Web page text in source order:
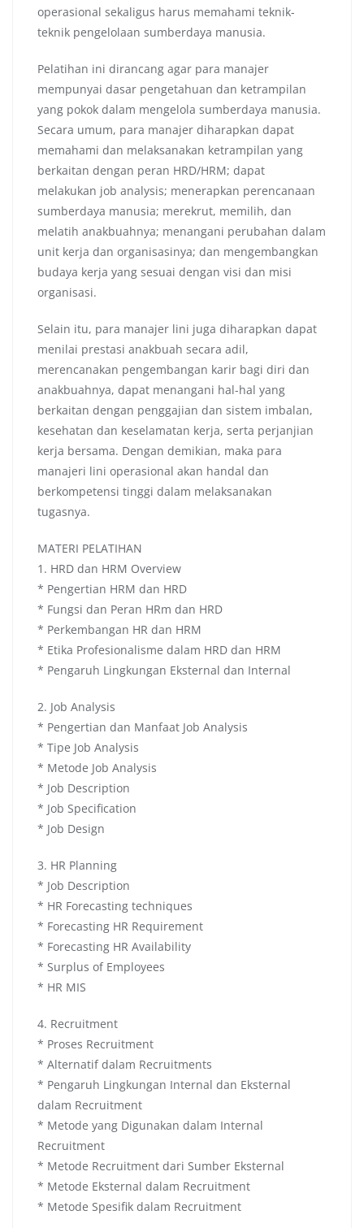
operasional sekaligus harus memahami teknik-
teknik pengelolaan sumberdaya manusia.
Pelatihan ini dirancang agar para manajer
mempunyai dasar pengetahuan dan ketrampilan
yang pokok dalam mengelola sumberdaya manusia.
Secara umum, para manajer diharapkan dapat
memahami dan melaksanakan ketrampilan yang
berkaitan dengan peran HRD/HRM; dapat
melakukan job analysis; menerapkan perencanaan
sumberdaya manusia; merekrut, memilih, dan
melatih anakbuahnya; menangani perubahan dalam
unit kerja dan organisasinya; dan mengembangkan
budaya kerja yang sesuai dengan visi dan misi
organisasi.
Selain itu, para manajer lini juga diharapkan dapat
menilai prestasi anakbuah secara adil,
merencanakan pengembangan karir bagi diri dan
anakbuahnya, dapat menangani hal-hal yang
berkaitan dengan penggajian dan sistem imbalan,
kesehatan dan keselamatan kerja, serta perjanjian
kerja bersama. Dengan demikian, maka para
manajeri lini operasional akan handal dan
berkompetensi tinggi dalam melaksanakan
tugasnya.
MATERI PELATIHAN
1. HRD dan HRM Overview
* Pengertian HRM dan HRD
* Fungsi dan Peran HRm dan HRD
* Perkembangan HR dan HRM
* Etika Profesionalisme dalam HRD dan HRM
* Pengaruh Lingkungan Eksternal dan Internal
2. Job Analysis
* Pengertian dan Manfaat Job Analysis
* Tipe Job Analysis
* Metode Job Analysis
* Job Description
* Job Specification
* Job Design
3. HR Planning
* Job Description
* HR Forecasting techniques
* Forecasting HR Requirement
* Forecasting HR Availability
* Surplus of Employees
* HR MIS
4. Recruitment
* Proses Recruitment
* Alternatif dalam Recruitments
* Pengaruh Lingkungan Internal dan Eksternal
dalam Recruitment
* Metode yang Digunakan dalam Internal
Recruitment
* Metode Recruitment dari Sumber Eksternal
* Metode Eksternal dalam Recruitment
* Metode Spesifik dalam Recruitment